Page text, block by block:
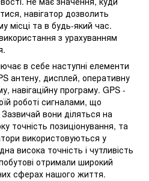
навігатор дозволить
місці та в будь-який час.
з урахуванням
в себе наступні елементи
антену, дисплей, оперативну
навігаційну програму. GPS -
роботі сигналами, що
вони діляться на
точність позиціонування, та
використовуються у
висока точність і чутливість
отримали широкий
сферах нашого життя.